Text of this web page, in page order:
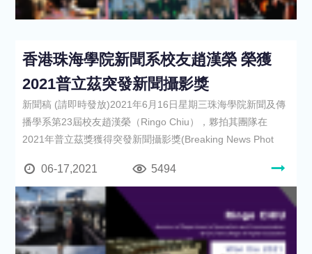
香港珠海學院新聞系校友趙漢榮 榮獲
2021普立茲突發新聞攝影獎
新聞稿 (請即時發放)2021年6月16日星期三珠海學院新聞及傳
播學系第23屆校友趙漢榮（Ringo Chiu），夥拍其團隊在
2021年普立茲獎獲得突發新聞攝影獎(Breaking News Phot
06-17,2021 5494